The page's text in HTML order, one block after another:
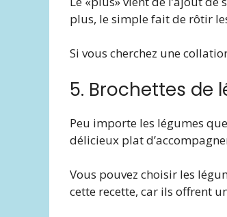
plus, le simple fait de rôtir
Si vous cherchez une
5. Brochettes de
Peu importe les légumes
délicieux plat
Vous pouvez choisir les
cette recette, car ils offrent